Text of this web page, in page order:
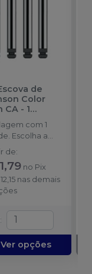
de
Color
CA - 1
BURRS
com 1
Escolha a
de:
no Pix
nas demais
:
Ver opções